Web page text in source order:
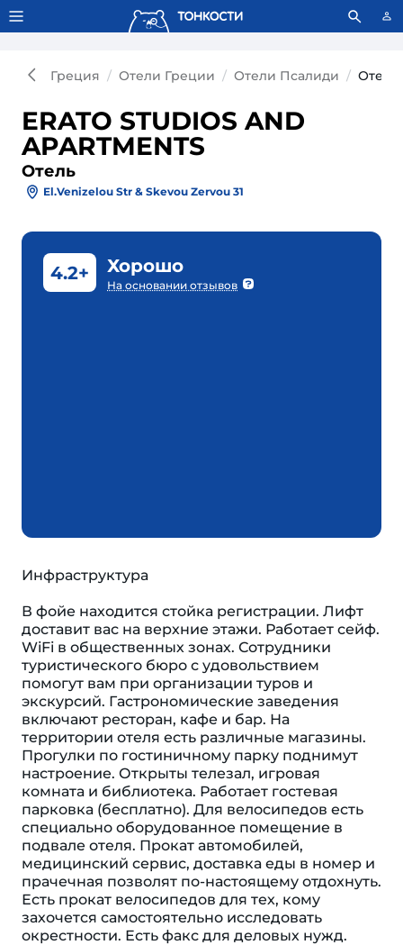
Тонкости используют сookie-файлы. Что это значит?
Греция Отели Греции Отели Псалиди Отель
ERATO STUDIOS AND
APARTMENTS
Отель
El.Venizelou Str & Skevou Zervou 31
4.2+ Хорошо
На основании отзывов
Инфраструктура
В фойе находится стойка регистрации. Лифт
доставит вас на верхние этажи. Работает сейф.
WiFi в общественных зонах. Сотрудники
туристического бюро с удовольствием
помогут вам при организации туров и
экскурсий. Гастрономические заведения
включают ресторан, кафе и бар. На
территории отеля есть различные магазины.
Прогулки по гостиничному парку поднимут
настроение. Открыты телезал, игровая
комната и библиотека. Работает гостевая
парковка (бесплатно). Для велосипедов есть
специально оборудованное помещение в
подвале отеля. Прокат автомобилей,
медицинский сервис, доставка еды в номер и
прачечная позволят по-настоящему отдохнуть.
Есть прокат велосипедов для тех, кому
захочется самостоятельно исследовать
окрестности. Есть факс для деловых нужд.